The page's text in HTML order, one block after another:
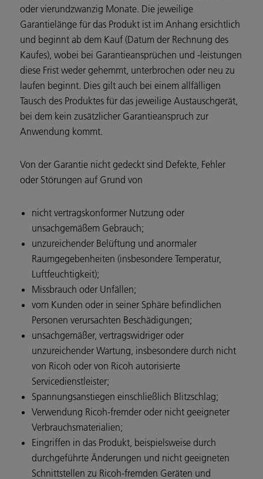
oder vierundzwanzig Monate. Die jeweilige
Garantielänge für das Produkt ist im Anhang ersichtlich
und beginnt ab dem Kauf (Datum der Rechnung des
Kaufes), wobei bei Garantieansprüchen und -leistungen
diese Frist weder gehemmt, unterbrochen oder neu zu
laufen beginnt. Dies gilt auch bei einem allfälligen
Tausch des Produktes für das jeweilige Austauschgerät,
bei dem kein zusätzlicher Garantieanspruch zur
Anwendung kommt.
Von der Garantie nicht gedeckt sind Defekte, Fehler
oder Störungen auf Grund von
nicht vertragskonformer Nutzung oder
unsachgemäßem Gebrauch;
unzureichender Belüftung und anormaler
Raumgegebenheiten (insbesondere Temperatur,
Luftfeuchtigkeit);
Missbrauch oder Unfällen;
vom Kunden oder in seiner Sphäre befindlichen
Personen verursachten Beschädigungen;
unsachgemäßer, vertragswidriger oder
unzureichender Wartung, insbesondere durch nicht
von Ricoh oder von Ricoh autorisierte
Servicedienstleister;
Spannungsanstiegen einschließlich Blitzschlag;
Verwendung Ricoh-fremder oder nicht geeigneter
Verbrauchsmaterialien;
Eingriffen in das Produkt, beispielsweise durch
durchgeführte Änderungen und nicht geeigneten
Schnittstellen zu Ricoh-fremden Geräten und